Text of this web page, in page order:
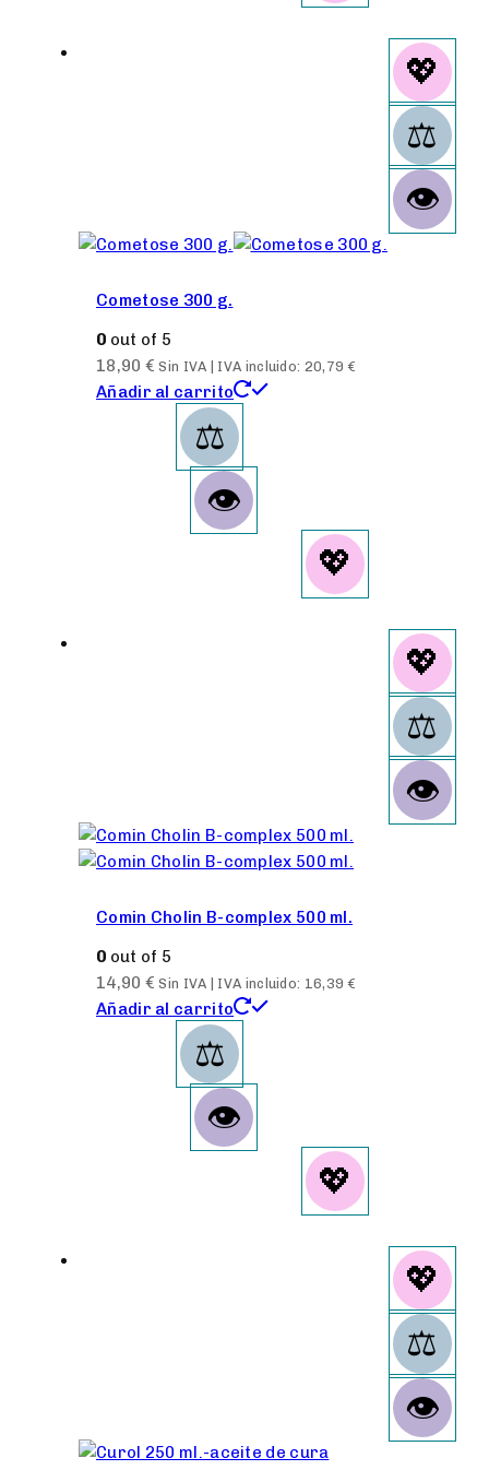
Cometose 300 g.
0 out of 5
18,90 € Sin IVA | IVA incluido: 20,79€
Añadir al carrito
Comin Cholin B-complex 500 ml.
0 out of 5
14,90 € Sin IVA | IVA incluido: 16,39€
Añadir al carrito